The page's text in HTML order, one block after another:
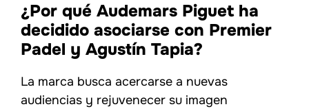
¿Por qué Audemars Piguet ha
decidido asociarse con Premier
Padel y Agustín Tapia?
La marca busca acercarse a nuevas
audiencias y rejuvenecer su imagen